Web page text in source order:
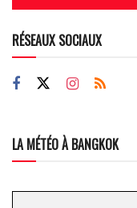
RÉSEAUX SOCIAUX
LA MÉTÉO À BANGKOK